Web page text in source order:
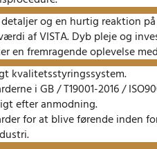
og en hurtig reaktion
af VISTA.Dyb pleje og
en fremragende oplevelse
kvalitetsstyringssystem.
i GB / T19001-2016 /
efter anmodning.
for at blive førende inden